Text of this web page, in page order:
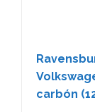
carbón